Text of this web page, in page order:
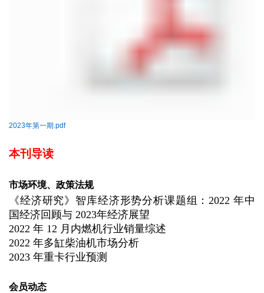
2023年第一期.pdf
本刊导读
市场环境、政策法规
《经济研究》智库经济形势分析课题组：2022 年中
国经济回顾与 2023年经济展望
2022 年 12 月内燃机行业销量综述
2022 年多缸柴油机市场分析
2023 年重卡行业预测
会员动态